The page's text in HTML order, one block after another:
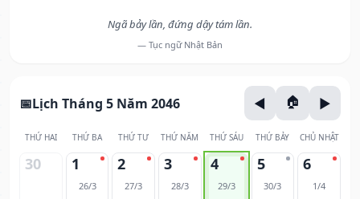
Ngã bảy lần, đứng dậy tám lần.
— Tục ngữ Nhật Bản
Lịch Tháng 5 Năm 2046
THỨ HAI THỨ BA THỨ TƯ THỨ NĂM THỨ SÁU THỨ BẢY CHỦ NHẬT
30 1
26/3
2
27/3
3
28/3
4
29/3
5
30/3
6
1/4